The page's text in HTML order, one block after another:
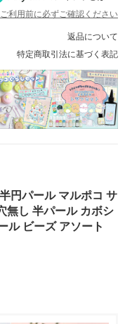
利用前に必ずご確認ください
返品について
特定商取引法に基づく表記
円パール マルポコ サ
無し 半パール カボシ
ル ビーズ アソート